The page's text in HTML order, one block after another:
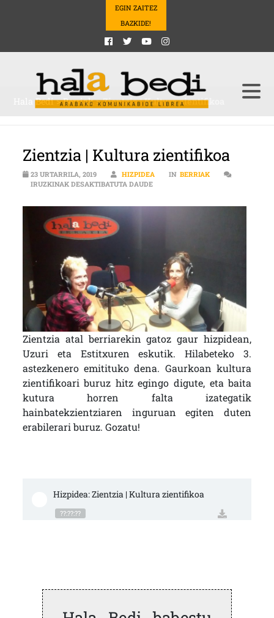
EGIN ZAITEZ
BAZKIDE!
Hala Bedi>Berriak>Zientzia | Kultura zientifikoa
Zientzia | Kultura zientifikoa
23 URTARRILA, 2019 HIZPIDEA IN BERRIAK
IRUZKINAK DESAKTIBATUTA DAUDEZIENTZIA | KULTURA ZIENTIFIKOA
Zientzia atal berriarekin gatoz gaur hizpidean,
Uzuri eta Estitxuren eskutik. Hilabeteko 3.
astezkenero emitituko dena. Gaurkoan kultura
zientifikoari buruz hitz egingo digute, eta baita
kutura horren falta izategatik
hainbatekzientziaren inguruan egiten duten
erabilerari buruz. Gozatu!
Hizpidea: Zientzia | Kultura zientifikoa
??:??:??